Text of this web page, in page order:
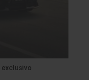
exclusivo